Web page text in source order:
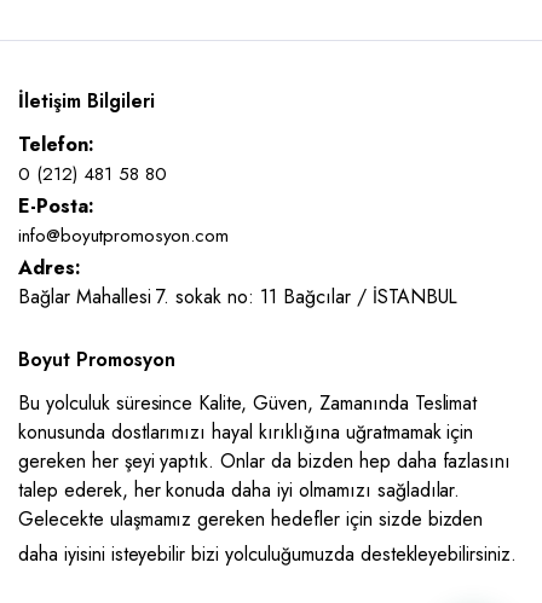
İletişim Bilgileri
Telefon:
0 (212) 481 58 80
E-Posta:
info@boyutpromosyon.com
Adres:
Bağlar Mahallesi 7. sokak no: 11 Bağcılar / İSTANBUL
Boyut Promosyon
Bu yolculuk süresince Kalite, Güven, Zamanında Teslimat
konusunda dostlarımızı hayal kırıklığına uğratmamak için
gereken her şeyi yaptık. Onlar da bizden hep daha fazlasını
talep ederek, her konuda daha iyi olmamızı sağladılar.
Gelecekte ulaşmamız gereken hedefler için sizde bizden
daha iyisini isteyebilir bizi yolculuğumuzda destekleyebilirsiniz.